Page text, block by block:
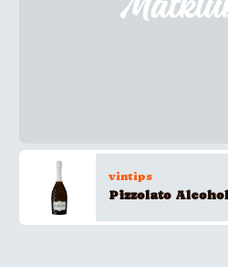
vintips
Pizzolato